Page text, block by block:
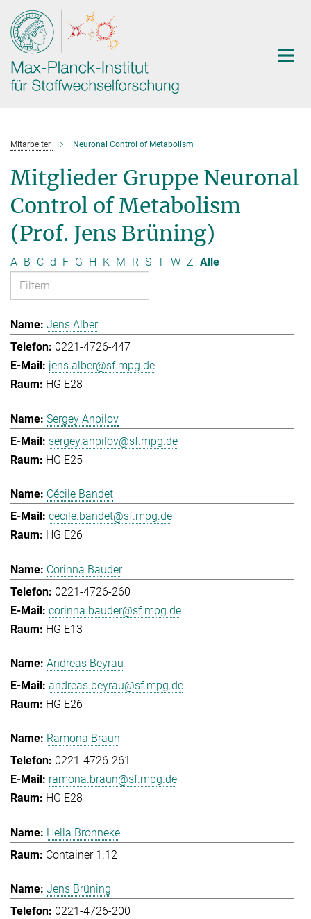
Hauptinhalt
Mitarbeiter Neuronal Control of Metabolism
Mitglieder Gruppe Neuronal
Control of Metabolism
(Prof. Jens Brüning)
A B C d F G H K M R S T W Z Alle
Jens Alber
0221-4726-447
jens.alber@sf.mpg.de
HG E28
Sergey Anpilov
sergey.anpilov@sf.mpg.de
HG E25
Cécile Bandet
cecile.bandet@sf.mpg.de
HG E26
Corinna Bauder
0221-4726-260
corinna.bauder@sf.mpg.de
HG E13
Andreas Beyrau
andreas.beyrau@sf.mpg.de
HG E26
Ramona Braun
0221-4726-261
ramona.braun@sf.mpg.de
HG E28
Hella Brönneke
Container 1.12
Jens Brüning
0221-4726-200